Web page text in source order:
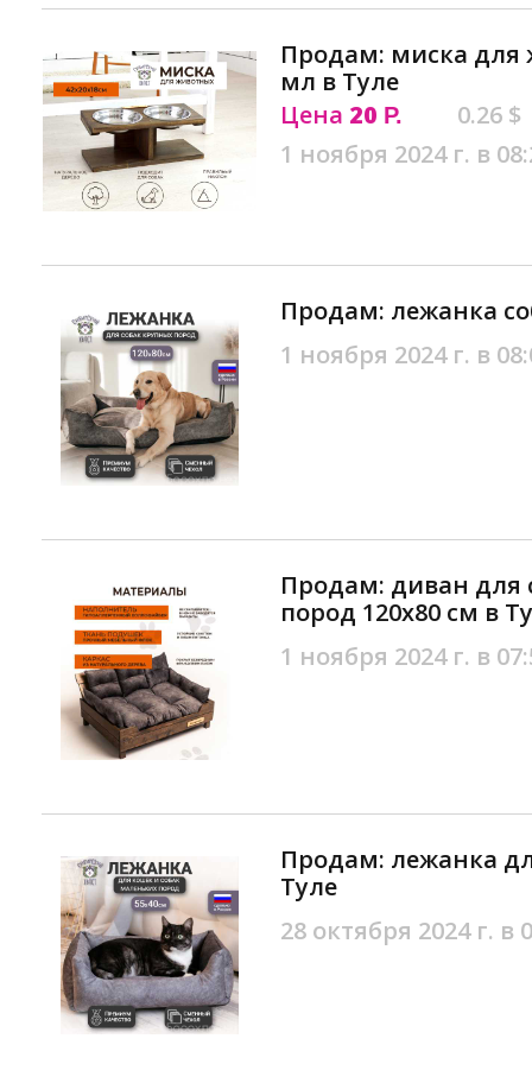
Продам: миска для
мл в Туле
Цена 20 Р.
0.26 $
1 ноября 2024 г. в
Продам: лежанка
1 ноября 2024 г. в
Продам: диван для
пород 120х80 см в
1 ноября 2024 г. в
Продам: лежанка
Туле
28 октября 2024 г. в